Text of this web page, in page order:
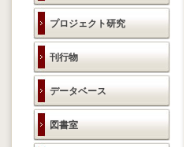
プロジェクト研究
刊行物
データベース
図書室